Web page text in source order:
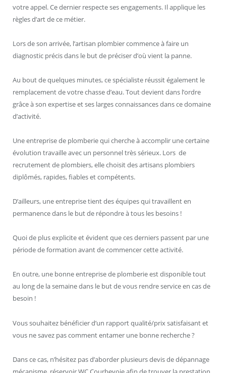
votre appel. Ce dernier respecte ses engagements. Il applique les
règles d’art de ce métier.
Lors de son arrivée, l’artisan plombier commence à faire un
diagnostic précis dans le but de préciser d’où vient la panne.
Au bout de quelques minutes, ce spécialiste réussit également le
remplacement de votre chasse d’eau. Tout devient dans l’ordre
grâce à son expertise et ses larges connaissances dans ce domaine
d’activité.
Une entreprise de plomberie qui cherche à accomplir une certaine
évolution travaille avec un personnel très sérieux. Lors de
recrutement de plombiers, elle choisit des artisans plombiers
diplômés, rapides, fiables et compétents.
D’ailleurs, une entreprise tient des équipes qui travaillent en
permanence dans le but de répondre à tous les besoins !
Quoi de plus explicite et évident que ces derniers passent par une
période de formation avant de commencer cette activité.
En outre, une bonne entreprise de plomberie est disponible tout
au long de la semaine dans le but de vous rendre service en cas de
besoin !
Vous souhaitez bénéficier d’un rapport qualité/prix satisfaisant et
vous ne savez pas comment entamer une bonne recherche ?
Dans ce cas, n’hésitez pas d’aborder plusieurs devis de dépannage